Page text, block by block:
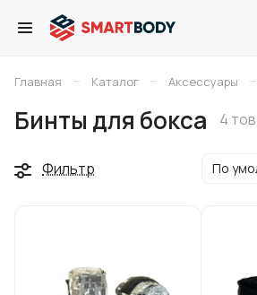
Главная – Каталог – Аксессуары –
Бинты для бокса 4
Фильтр